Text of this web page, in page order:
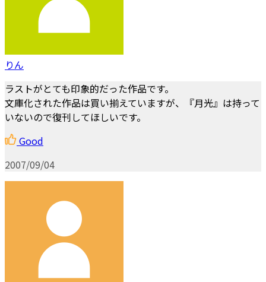
りん
ラストがとても印象的だった作品です。
文庫化された作品は買い揃えていますが、『月光』は持って
いないので復刊してほしいです。
Good
2007/09/04